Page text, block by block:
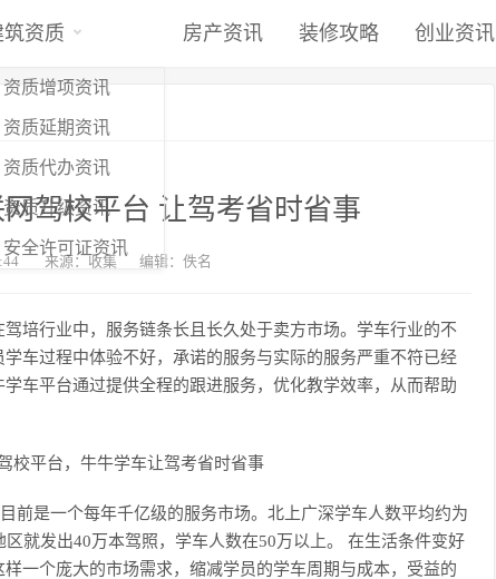
筑资质
资质增项资讯
资质延期资讯
资质代办资讯
资质升级资讯
安全许可证资讯
房产资讯 装修攻略 创业资讯
驾校平台 让驾考省时省事
来源：收集 编辑：佚名
培行业中，服务链条长且长久处于卖方市场。学车行业的不
车过程中体验不好，承诺的服务与实际的服务严重不符已经
车平台通过提供全程的跟进服务，优化教学效率，从而帮助
前是一个每年千亿级的服务市场。北上广深学车人数平均约为
就发出40万本驾照，学车人数在50万以上。 在生活条件变好
一个庞大的市场需求，缩减学员的学车周期与成本，受益的